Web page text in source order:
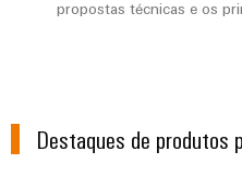
automação
Petróleo
easyConnect
propostas técnicas e os
Destaques de produtos